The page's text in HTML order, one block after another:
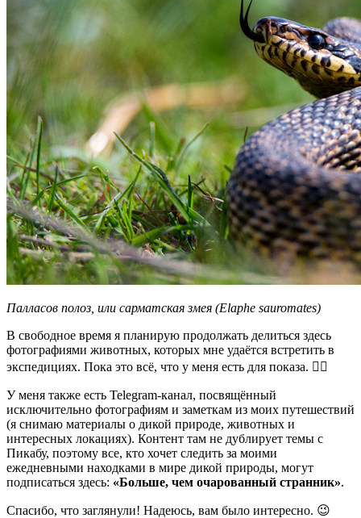
Палласов полоз, или сарматская змея (Elaphe sauromates)
В свободное время я планирую продолжать делиться здесь
фотографиями животных, которых мне удаётся встретить в
экспедициях. Пока это всё, что у меня есть для показа. 🤷‍♂️
У меня также есть Telegram-канал, посвящённый
исключительно фотографиям и заметкам из моих путешествий
(я снимаю материалы о дикой природе, животных и
интересных локациях). Контент там не дублирует темы с
Пикабу, поэтому все, кто хочет следить за моими
ежедневными находками в мире дикой природы, могут
подписаться здесь: «Больше, чем очарованный странник».
Спасибо, что заглянули! Надеюсь, вам было интересно. 😉